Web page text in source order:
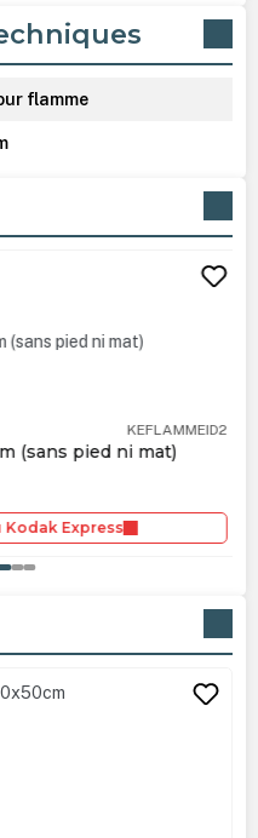
flamme
KEFLAMMEID2
(sans pied ni mat)
Express